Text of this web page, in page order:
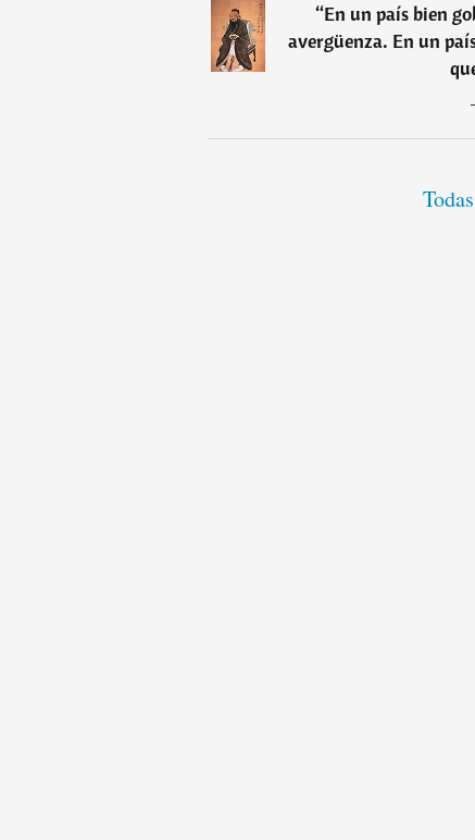
“En un país bien
avergüenza. En un